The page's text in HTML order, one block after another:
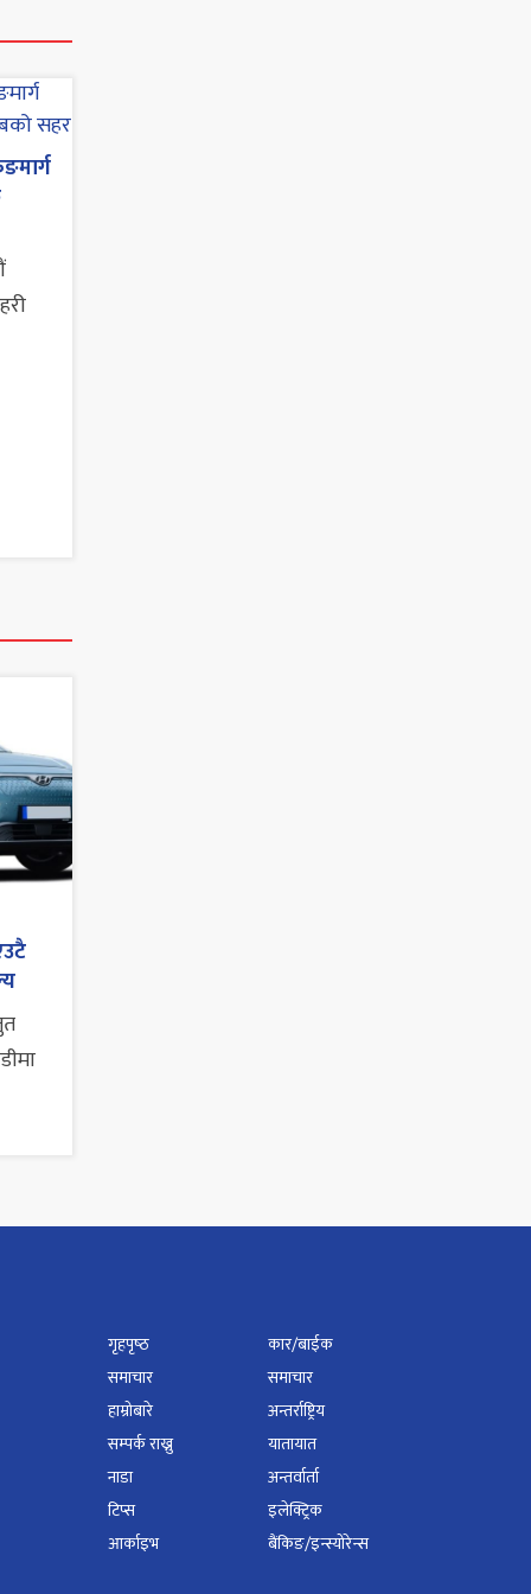
गृहपृष्‍ठ
समाचार
हाम्रोबारे
सम्पर्क राख्नु
नाडा
टिप्स
आर्काइभ
कार/बाईक
समाचार
अन्तर्राष्ट्रिय
यातायात
अन्तर्वार्ता
इलेक्ट्रिक
बैंकिङ/इन्स्योरेन्स